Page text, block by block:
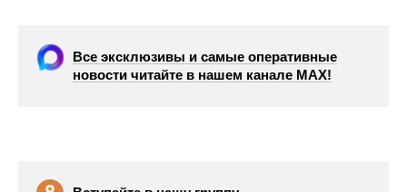
Все эксклюзивы и самые оперативные
новости читайте в нашем канале МАХ!